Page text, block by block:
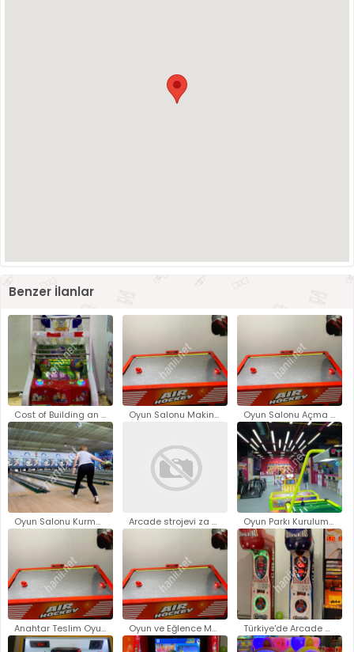
Benzer İlanlar
Cost of Building an Arcade.. Oyun Salonu Makineleri Fiyatla.. Oyun Salonu Açma Fiyatları - O..
Oyun Salonu Kurma Maliyeti.. Arcade strojevi za prodaju Zag.. Oyun Parkı Kurulum Fiyatları 2..
Anahtar Teslim Oyun Parkı Kuru.. Oyun ve Eğlence Makineleri Üre.. Türkiye'de Arcade Oyun Makinel..